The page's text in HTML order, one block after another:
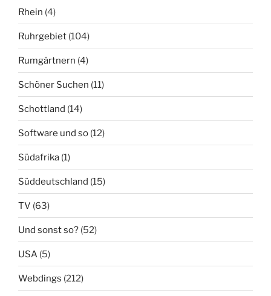
Rhein (4)
Ruhrgebiet (104)
Rumgärtnern (4)
Schöner Suchen (11)
Schottland (14)
Software und so (12)
Südafrika (1)
Süddeutschland (15)
TV (63)
Und sonst so? (52)
USA (5)
Webdings (212)